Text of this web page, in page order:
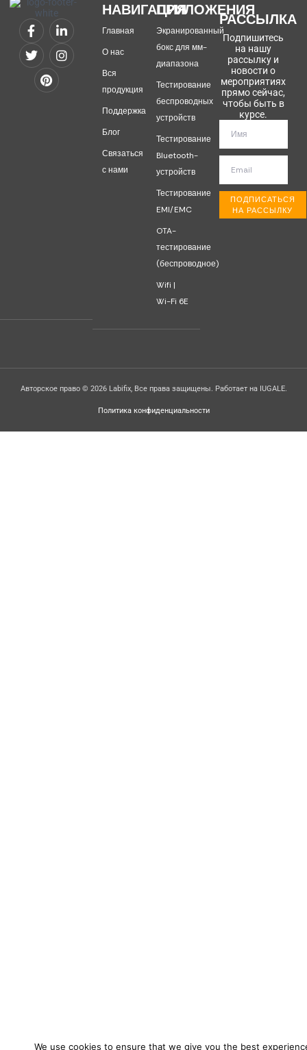
НАВИГАЦИЯ
Главная
О нас
Вся
продукция
Поддержка
Блог
Связаться
с нами
ПРИЛОЖЕНИЯ
Экранированный
бокс для мм-
диапазона
Тестирование
беспроводных
устройств
Тестирование
Bluetooth-
устройств
Тестирование
EMI/EMC
OTA-
тестирование
(беспроводное)
Wifi |
Wi-Fi 6E
РАССЫЛКА
Подпишитесь
на нашу
рассылку и
новости о
мероприятиях
прямо сейчас,
чтобы быть в
курсе.
ПОДПИСАТЬСЯ
НА РАССЫЛКУ
Авторское право © 2026 Labifix, Все права защищены. Работает на IUGALE.
Политика конфиденциальности
We use cookies to ensure that we give you the best